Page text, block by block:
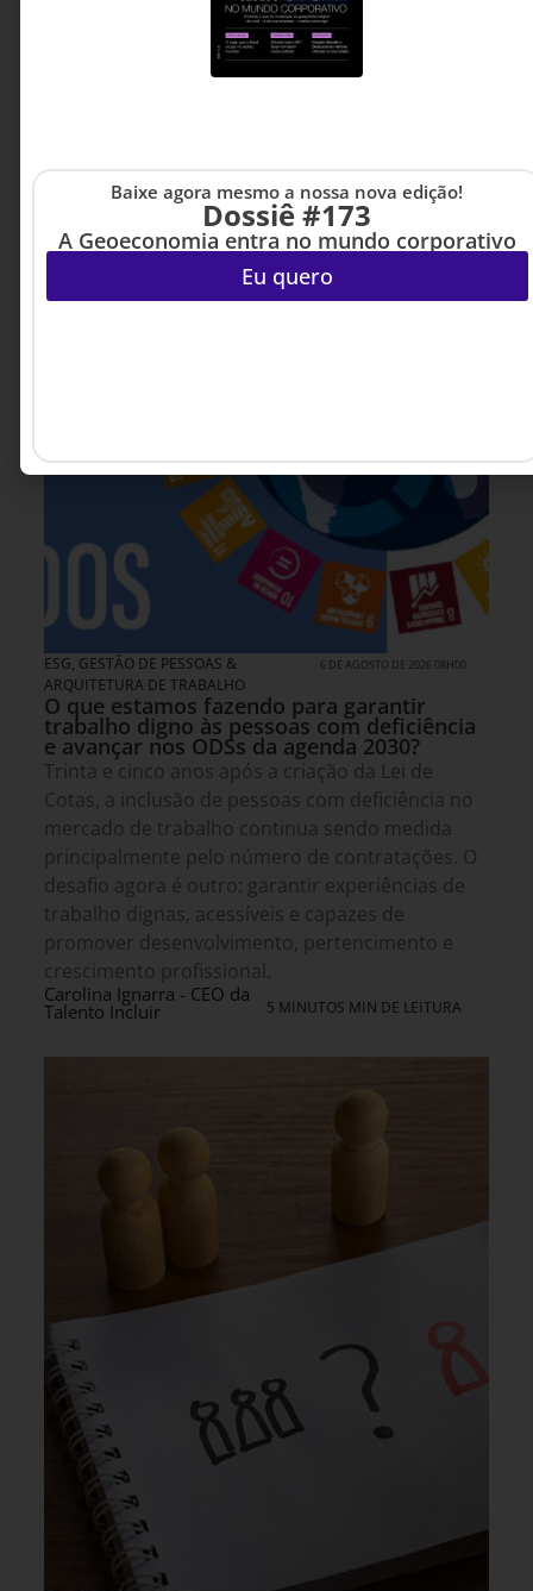
Átila Persici Filho - CINO,
professor de MBA e Pós-
Tech na FIAP e Conselheiro
12 MINUTOS MIN DE LEITURA
ESG, GESTÃO DE PESSOAS &
ARQUITETURA DE TRABALHO
6 DE AGOSTO DE 2026 08H00
O que estamos fazendo para garantir
trabalho digno às pessoas com deficiência
e avançar nos ODSs da agenda 2030?
Trinta e cinco anos após a criação da Lei de
Cotas, a inclusão de pessoas com deficiência no
mercado de trabalho continua sendo medida
principalmente pelo número de contratações. O
desafio agora é outro: garantir experiências de
trabalho dignas, acessíveis e capazes de
promover desenvolvimento, pertencimento e
crescimento profissional.
Carolina Ignarra - CEO da
Talento Incluir 5 MINUTOS MIN DE LEITURA
Baixe agora mesmo a nossa nova edição!
Dossiê #173
A Geoeconomia entra no mundo corporativo
Eu quero